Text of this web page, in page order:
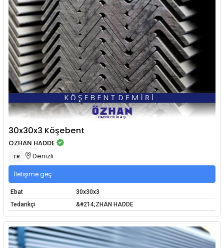
30x30x3 Köşebent
ÖZHAN HADDE
TR Denizli
İletişime geç
Ebat
30x30x3
Tedarikçi
&#214;ZHAN HADDE